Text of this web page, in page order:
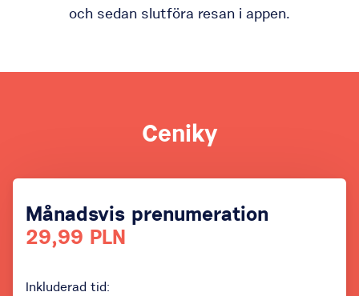
och sedan slutföra resan i appen.
Ceniky
Månadsvis prenumeration
29,99 PLN
Inkluderad tid: